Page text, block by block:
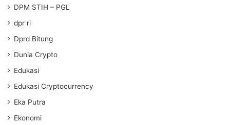
DPM STIH – PGL
dpr ri
Dprd Bitung
Dunia Crypto
Edukasi
Edukasi Cryptocurrency
Eka Putra
Ekonomi